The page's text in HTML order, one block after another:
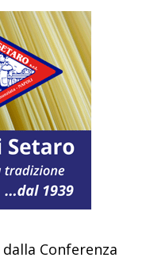
Conferenza